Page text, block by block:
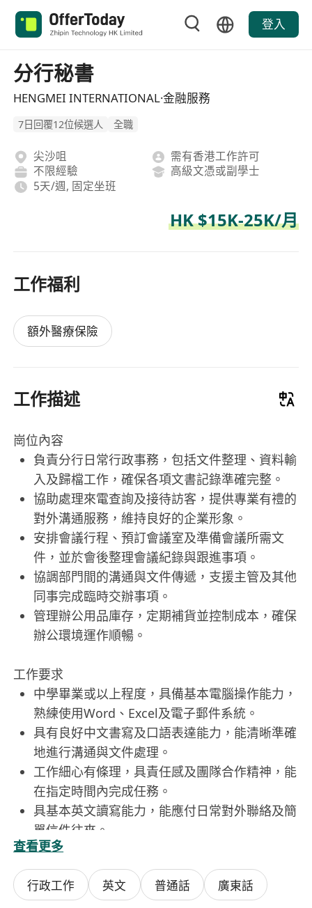
登入
分行秘書
HENGMEI INTERNATIONAL·金融服務
7日回覆12位候選人 全職
尖沙咀
需有香港工作許可
不限經驗
高級文憑或副學士
5天/週, 固定坐班
HK $15K-25K/月
工作福利
額外醫療保險
工作描述
崗位內容
負責分行日常行政事務，包括文件整理、資料輸
入及歸檔工作，確保各項文書記錄準確完整。
協助處理來電查詢及接待訪客，提供專業有禮的
對外溝通服務，維持良好的企業形象。
安排會議行程、預訂會議室及準備會議所需文
件，並於會後整理會議紀錄與跟進事項。
協調部門間的溝通與文件傳遞，支援主管及其他
同事完成臨時交辦事項。
管理辦公用品庫存，定期補貨並控制成本，確保
辦公環境運作順暢。
工作要求
中學畢業或以上程度，具備基本電腦操作能力，
熟練使用Word、Excel及電子郵件系統。
具有良好中文書寫及口語表達能力，能清晰準確
地進行溝通與文件處理。
工作細心有條理，具責任感及團隊合作精神，能
在指定時間內完成任務。
具基本英文讀寫能力，能應付日常對外聯絡及簡
單信件往來。
有相關祕書或行政工作經驗者優先考慮，歡迎應
屆畢業生申請。
查看更多
行政工作 英文 普通話 廣東話